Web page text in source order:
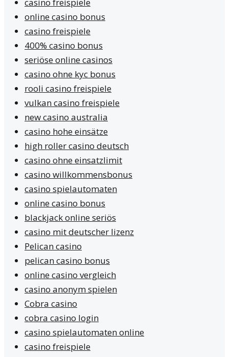
online casino bonus
casino freispiele
400% casino bonus
seriöse online casinos
casino ohne kyc bonus
rooli casino freispiele
vulkan casino freispiele
new casino australia
casino hohe einsätze
high roller casino deutsch
casino ohne einsatzlimit
casino willkommensbonus
casino spielautomaten
online casino bonus
blackjack online seriös
casino mit deutscher lizenz
Pelican casino
pelican casino bonus
online casino vergleich
casino anonym spielen
Cobra casino
cobra casino login
casino spielautomaten online
casino freispiele